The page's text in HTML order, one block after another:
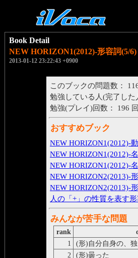
Book Detail
NEW HORIZON1(2012)-形容詞(5/6)
2013-01-12 23:22:43 +0900
このブックの問題数：
勉強している人(完了した
勉強(プレイ)回数： 196 回
おすすめブック
NEW HORIZON1(2012)-
NEW HORIZON1(2012)-
NEW HORIZON1(2012)-
NEW HORIZON2(2013)-
NEW HORIZON2(2013)-
人の「+」の性質を表す
みんなが苦手な問題
rank
1
(形)自分自身の、
2
(形)曇った